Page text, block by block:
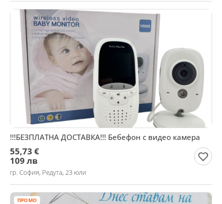
!!!БЕЗПЛАТНА ДОСТАВКА!!! Бебефон с видео камера
55,73 €
109 лв
гр. София, Редута, 23 юли
ПРОМО